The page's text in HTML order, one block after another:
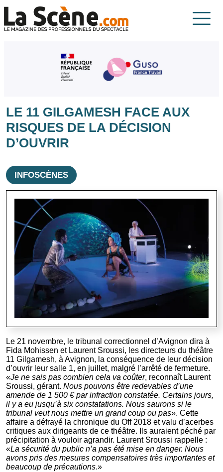
LE 11 GILGAMESH FACE AUX
RISQUES DE LA DÉCISION
D’OUVRIR
INFOSCÈNES
Image
Le 21 novembre, le tribunal correctionnel d’Avignon dira à
Fida Mohissen et Laurent Sroussi, les directeurs du théâtre
11 Gilgamesh, à Avignon, la conséquence de leur décision
d’ouvrir leur salle 1, en juillet, malgré l’arrêté de fermeture.
«Je ne sais pas combien cela va coûter, reconnaît Laurent
Sroussi, gérant. Nous pouvons être redevables d’une
amende de 1 500 € par infraction constatée. Certains jours,
il y a eu jusqu’à six constatations. Nous saurons si le
tribunal veut nous mettre un grand coup ou pas». Cette
affaire a défrayé la chronique du Off 2018 et valu d’acerbes
critiques aux dirigeants de ce théâtre. Ils auraient péché par
précipitation à vouloir agrandir. Laurent Sroussi rappelle :
«La sécurité du public n’a pas été mise en danger. Nous
avons pris des mesures compensatoires très importantes et
beaucoup de précautions.»